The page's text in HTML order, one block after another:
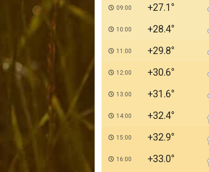
09:00 +27.1
10:00 +28.4
11:00 +29.8
12:00 +30.6
13:00 +31.6
14:00 +32.4
15:00 +32.9
16:00 +33.0